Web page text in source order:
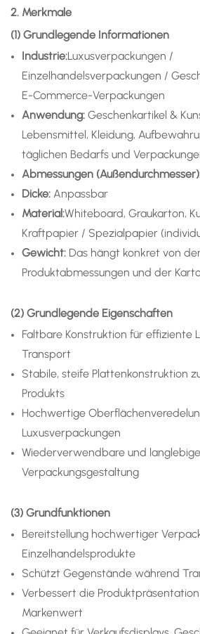
2. Merkmale
(1) Grundlegende Informationen
Industrie:Luxusverpackungen /
Einzelhandelsverpackungen /
E-Commerce-Verpackungen
Anwendung: Geschenkartikel &
Lebensmittel, Kleidung,
täglichen Bedarfs und
Abmessungen
Dicke: Anpassbar
Material:Whiteboard, Graukarton,
Kraftpapier / Spezialpapier
Gewicht: Das hängt konkret von
Produktabmessungen und der
(2) Grundlegende Eigenschaften
Faltbare Konstruktion für effiziente
Transport
Stabile, steife Plattenkonstruktion
Produkts
Hochwertige
Luxusverpackungen
Wiederverwendbare und langlebige
Verpackungsgestaltung
(3) Grundfunktionen
Bereitstellung hochwertiger
Einzelhandelsprodukte
Schützt Gegenstände während
Verbessert die
Markenwert